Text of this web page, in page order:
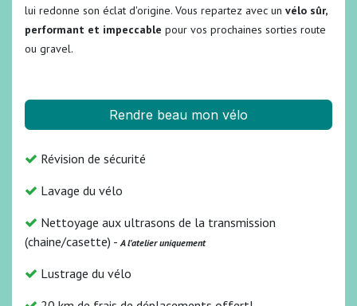
lui redonne son éclat d'origine. Vous repartez avec un vélo sûr,
performant et impeccable pour vos prochaines sorties route
ou gravel.
Rendre beau mon vélo
Révision de sécurité
Lavage du vélo
Nettoyage aux ultrasons de la transmission
(chaine/casette) -A l'atelier uniquement
Lustrage du vélo